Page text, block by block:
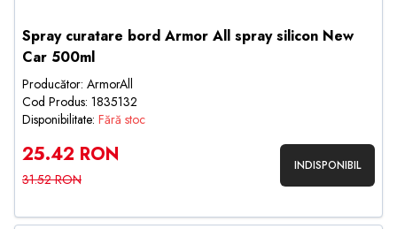
Spray curatare bord Armor All spray silicon New
Car 500ml
Producător: ArmorAll
Cod Produs: 1835132
Disponibilitate: Fără stoc
25.42 RON
31.52 RON
INDISPONIBIL